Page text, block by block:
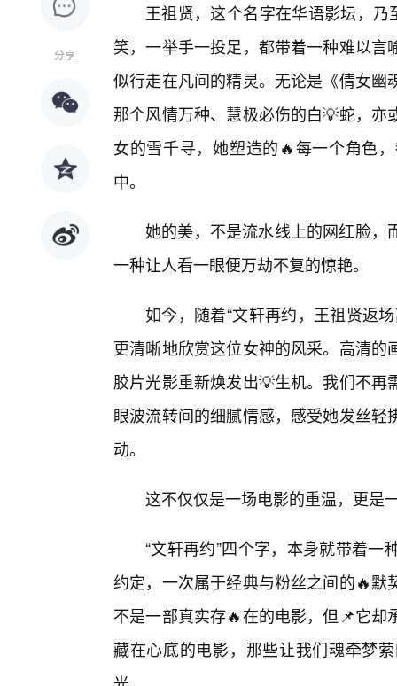
分享
王祖贤，这个名字在华语影坛，乃
笑，一举手一投足，都带着一种难以
似行走在凡间的精灵。无论是《倩女
那个风情万种、慧极必伤的白💡蛇，
女的雪千寻，她塑造的🔥每一个角色
中。
她的美，不是流水线上的网红脸，
一种让人看一眼便万劫不复的惊艳。
如今，随着“文轩再约，王祖贤返
更清晰地欣赏这位女神的风采。高清
胶片光影重新焕发出💡生机。我们不
眼波流转间的细腻情感，感受她发丝
动。
这不仅仅是一场电影的重温，更是
“文轩再约”四个字，本身就带着
约定，一次属于经典与粉丝之间的🔥
不是一部真实存🔥在的电影，但📌它
藏在心底的电影，那些让我们魂牵梦